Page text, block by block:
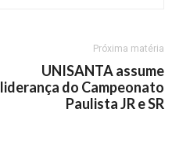
Próxima matéria
UNISANTA assume
liderança do Campeonato
Paulista JR e SR